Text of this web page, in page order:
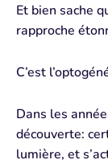
Et bien sache
rapproche
C’est
Dans les
découverte:
lumière, et